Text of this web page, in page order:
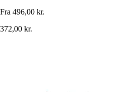
Fra 496,00 kr.
372,00 kr.